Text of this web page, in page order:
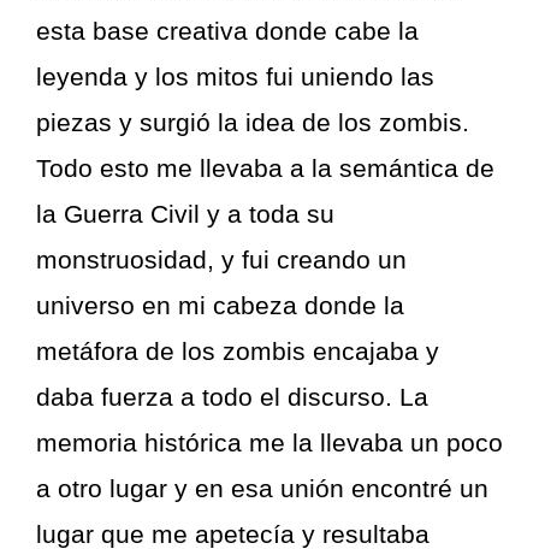
esta base creativa donde cabe la
leyenda y los mitos fui uniendo las
piezas y surgió la idea de los zombis.
Todo esto me llevaba a la semántica de
la Guerra Civil y a toda su
monstruosidad, y fui creando un
universo en mi cabeza donde la
metáfora de los zombis encajaba y
daba fuerza a todo el discurso. La
memoria histórica me la llevaba un poco
a otro lugar y en esa unión encontré un
lugar que me apetecía y resultaba